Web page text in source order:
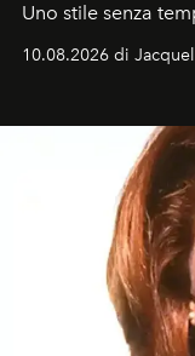
Uno stile senza
tradizionale e sulla
10.08.2026 di